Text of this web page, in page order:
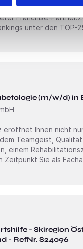
unterstützen wir
Franchise-
unter den TOP-
(m/w/d) in
Teamgeist,
Sie als
- Skiregion
- RefNr. S24096